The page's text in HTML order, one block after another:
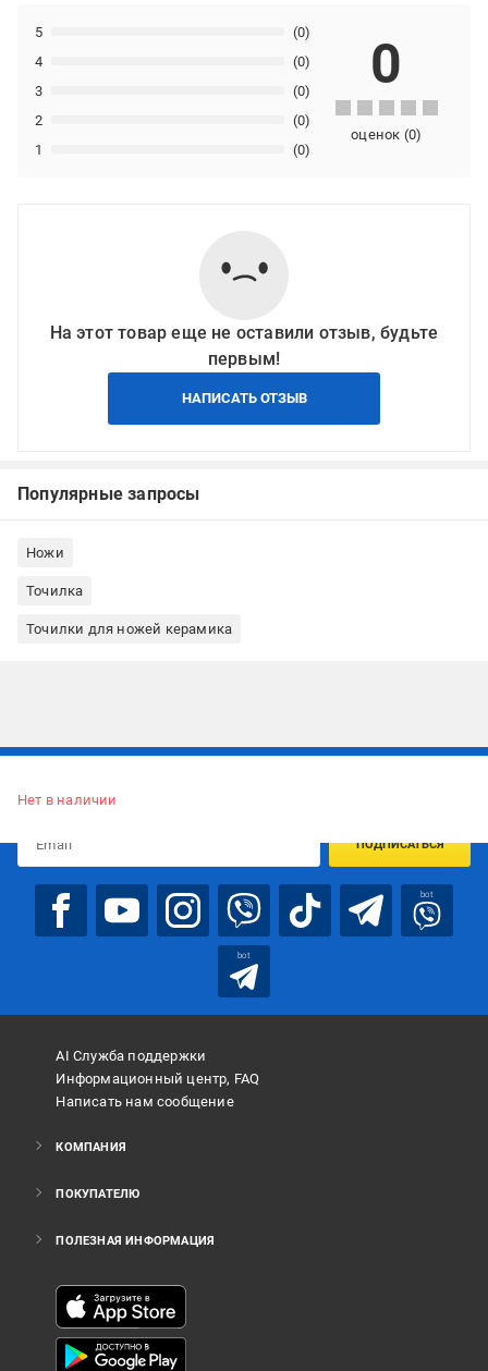
1 (0)
2 (0)
3 (0)
4 (0)
5 (0)
0
оценок (0)
На этот товар еще не оставили отзыв, будьте
первым!
НАПИСАТЬ ОТЗЫВ
Популярные запросы
Ножи
Точилка
Точилки для ножей керамика
Нет в наличии
ПОДПИСАТЬСЯ
bot
bot
AI Служба поддержки
Информационный центр, FAQ
Написать нам сообщение
КОМПАНИЯ
ПОКУПАТЕЛЮ
ПОЛЕЗНАЯ ИНФОРМАЦИЯ